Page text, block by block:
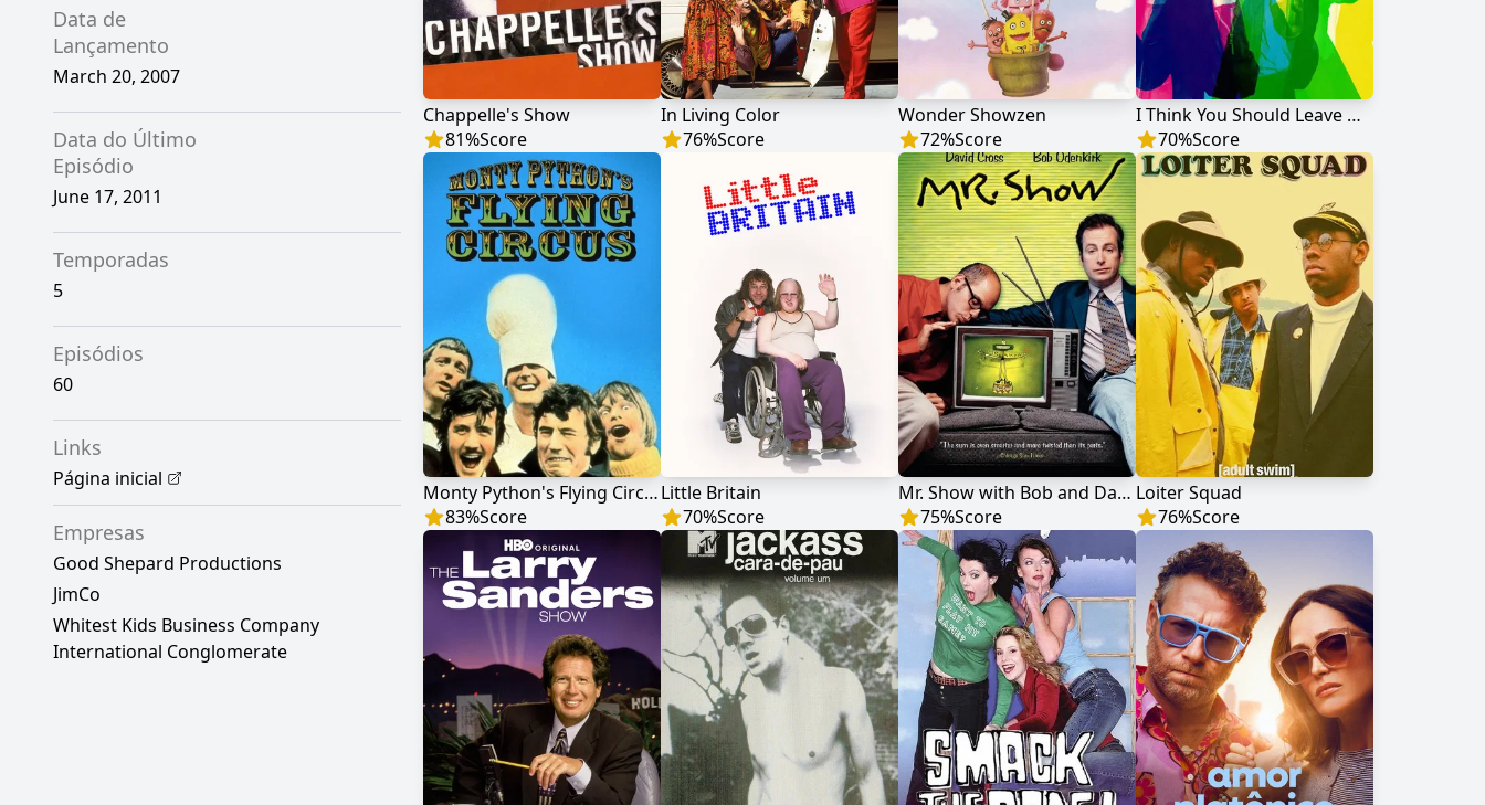
Data de
Lançamento
March 20, 2007
Data do Último
Episódio
June 17, 2011
Temporadas
5
Episódios
60
Links
Página inicial
Empresas
Good Shepard Productions
JimCo
Whitest Kids Business Company
International Conglomerate
Chappelle's Show
81%Score
In Living Color
76%Score
Wonder Showzen
72%Score
I Think You Should Leave with Tim Robinson
70%Score
Monty Python's Flying Circus
83%Score
Little Britain
70%Score
Mr. Show with Bob and David
75%Score
Loiter Squad
76%Score